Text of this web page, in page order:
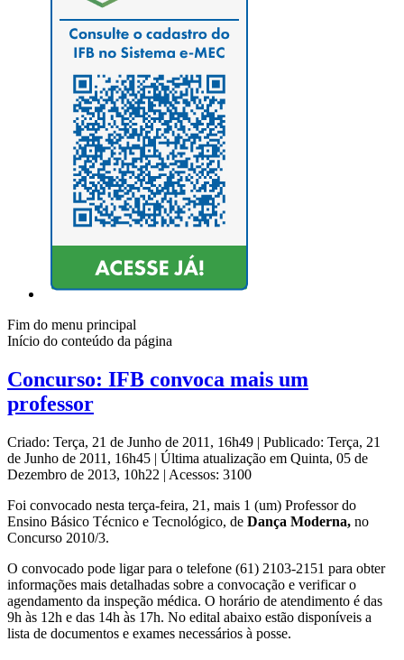
Fim do menu principal
Início do conteúdo da página
Concurso: IFB convoca mais um
professor
Criado: Terça, 21 de Junho de 2011, 16h49 | Publicado: Terça, 21
de Junho de 2011, 16h45 | Última atualização em Quinta, 05 de
Dezembro de 2013, 10h22 | Acessos: 3100
Foi convocado nesta terça-feira, 21, mais 1 (um) Professor do
Ensino Básico Técnico e Tecnológico, de Dança Moderna, no
Concurso 2010/3.
O convocado pode ligar para o telefone (61) 2103-2151 para obter
informações mais detalhadas sobre a convocação e verificar o
agendamento da inspeção médica. O horário de atendimento é das
9h às 12h e das 14h às 17h. No edital abaixo estão disponíveis a
lista de documentos e exames necessários à posse.